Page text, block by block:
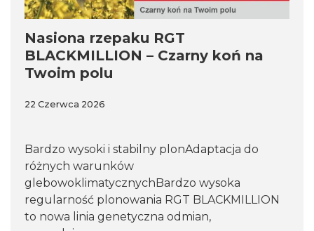
Nasiona rzepaku RGT
BLACKMILLION – Czarny koń na
Twoim polu
22 Czerwca 2026
Bardzo wysoki i stabilny plonAdaptacja do
różnych warunków
glebowoklimatycznychBardzo wysoka
regularność plonowania RGT BLACKMILLION
to nowa linia genetyczna odmian,